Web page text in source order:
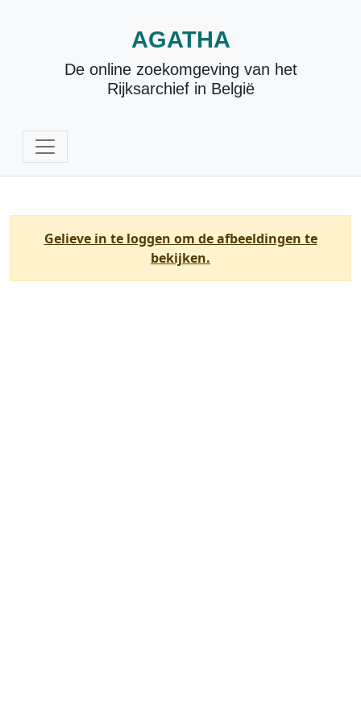
AGATHA
De online zoekomgeving van het
Rijksarchief in België
Gelieve in te loggen om de afbeeldingen te
bekijken.